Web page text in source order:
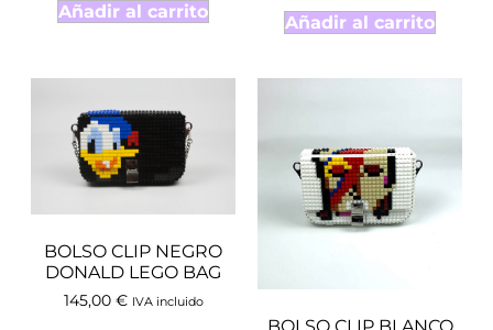
Añadir al carrito
Añadir al carrito
BOLSO CLIP NEGRO
DONALD LEGO BAG
145,00 € IVA incluido